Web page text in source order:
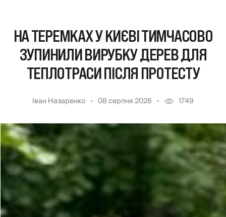
НА ТЕРЕМКАХ У КИЄВІ ТИМЧАСОВО
ЗУПИНИЛИ ВИРУБКУ ДЕРЕВ ДЛЯ
ТЕПЛОТРАСИ ПІСЛЯ ПРОТЕСТУ
Іван Назаренко 08 серпня 2026 1749